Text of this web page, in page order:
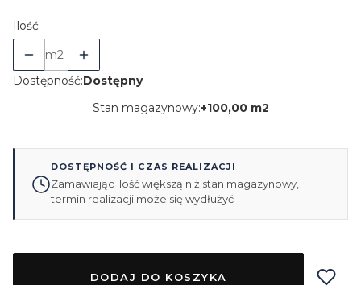
Ilość
m2
Dostępność:Dostępny
Stan magazynowy:+100,00 m2
DOSTĘPNOŚĆ I CZAS REALIZACJI
Zamawiając ilość większą niż stan magazynowy,
termin realizacji może się wydłużyć
DODAJ DO KOSZYKA